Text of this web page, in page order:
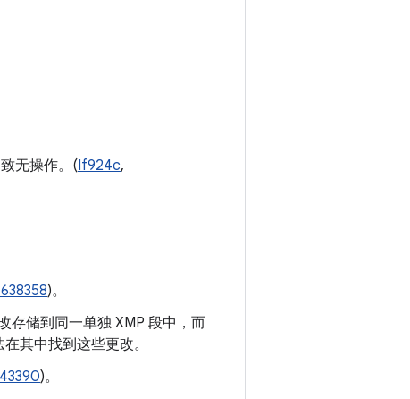
无操作。(If924c,
)。
存储到同一单独 XMP 段中，而
其中找到这些更改。
)。